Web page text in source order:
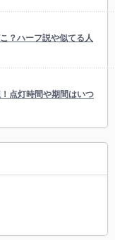
？ハーフ説や似てる人
点灯時間や期間はいつ